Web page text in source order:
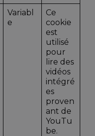
Variabl
e
Ce
cookie
est
utilisé
pour
lire des
vidéos
intégré
es
proven
ant de
YouTu
be.